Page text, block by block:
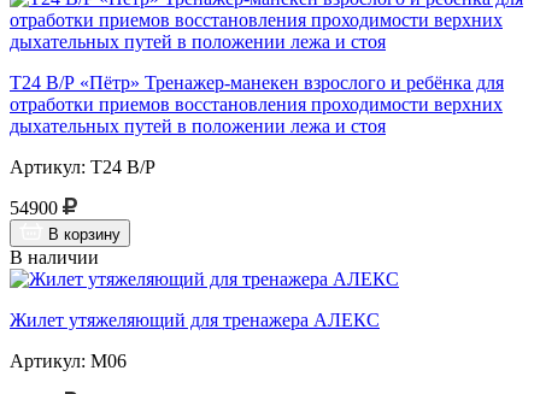
Т24 В/Р «Пётр» Тренажер-манекен взрослого и ребёнка для
отработки приемов восстановления проходимости верхних
дыхательных путей в положении лежа и стоя
Артикул: Т24 В/Р
54900
В корзину
В наличии
Жилет утяжеляющий для тренажера АЛЕКС
Артикул: М06